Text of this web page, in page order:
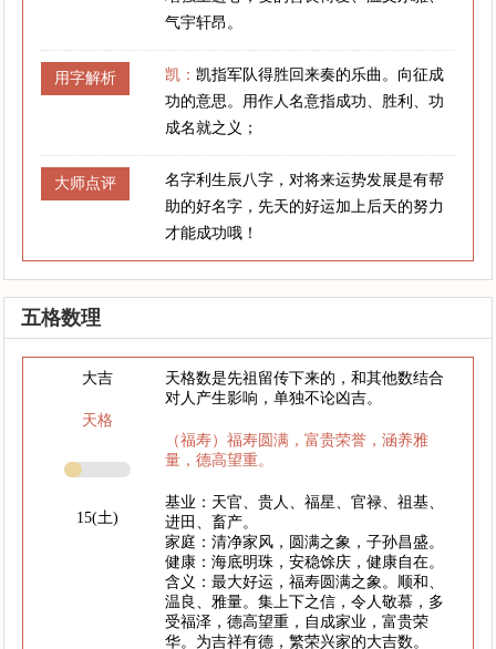
气宇轩昂。
用字解析 凯：凯指军队得胜回来奏的乐曲。向征成
功的意思。用作人名意指成功、胜利、功
成名就之义；
大师点评
名字利生辰八字，对将来运势发展是有帮
助的好名字，先天的好运加上后天的努力
才能成功哦！
五格数理
大吉
天格
15(土)
天格数是先祖留传下来的，和其他数结合
对人产生影响，单独不论凶吉。
（福寿）福寿圆满，富贵荣誉，涵养雅
量，德高望重。
基业：天官、贵人、福星、官禄、祖基、
进田、畜产。
家庭：清净家风，圆满之象，子孙昌盛。
健康：海底明珠，安稳馀庆，健康自在。
含义：最大好运，福寿圆满之象。顺和、
温良、雅量。集上下之信，令人敬慕，多
受福泽，德高望重，自成家业，富贵荣
华。为吉祥有德，繁荣兴家的大吉数。